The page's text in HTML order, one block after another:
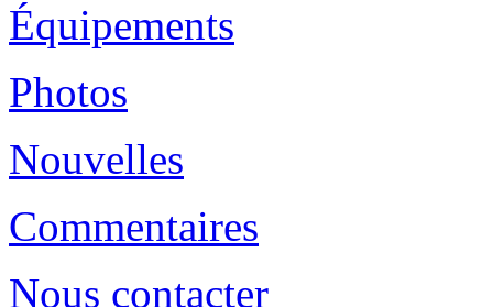
Équipements
Photos
Nouvelles
Commentaires
Nous contacter